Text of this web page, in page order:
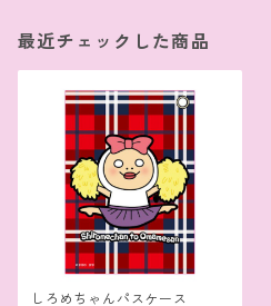
最近チェックした商品
しろめちゃんパスケース